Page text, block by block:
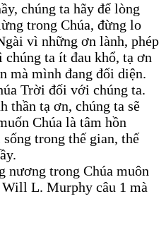
chúng ta hãy để lòng
trong Chúa, đừng lo
vì những ơn lành, phép
ta ít đau khổ, tạ ơn
mà mình đang đối diện.
Trời đối với chúng ta.
thần tạ ơn, chúng ta sẽ
Chúa là tâm hồn
trong thế gian, thế
nương trong Chúa muôn
L. Murphy câu 1 mà